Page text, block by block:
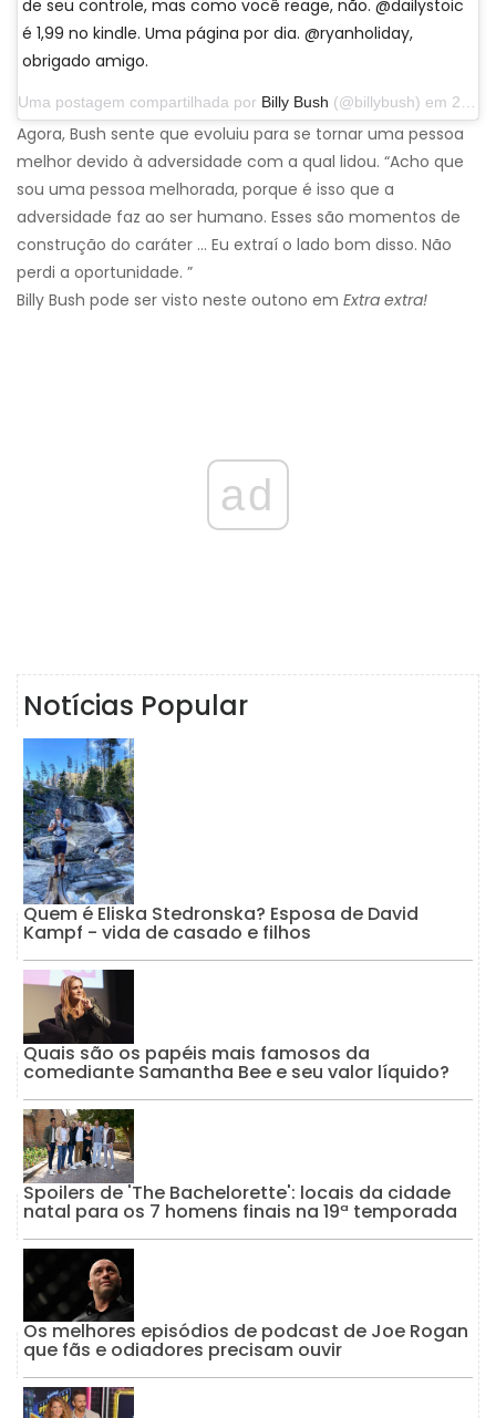
de seu controle, mas como você reage, não. @dailystoic
é 1,99 no kindle. Uma página por dia. @ryanholiday,
obrigado amigo.
Uma postagem compartilhada por Billy Bush (@billybush) em 2 de janeiro de 2019 às 16h45 PST
Agora, Bush sente que evoluiu para se tornar uma pessoa
melhor devido à adversidade com a qual lidou. “Acho que
sou uma pessoa melhorada, porque é isso que a
adversidade faz ao ser humano. Esses são momentos de
construção do caráter ... Eu extraí o lado bom disso. Não
perdi a oportunidade. ”
Billy Bush pode ser visto neste outono em Extra extra!
ad
Notícias Popular
Quem é Eliska Stedronska? Esposa de David
Kampf - vida de casado e filhos
Quais são os papéis mais famosos da
comediante Samantha Bee e seu valor líquido?
Spoilers de 'The Bachelorette': locais da cidade
natal para os 7 homens finais na 19ª temporada
Os melhores episódios de podcast de Joe Rogan
que fãs e odiadores precisam ouvir